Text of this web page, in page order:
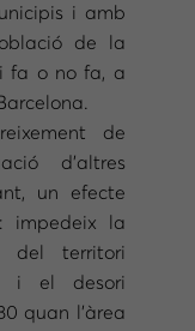
i amb
de la
fa o no fa, a
de
d’altres
un efecte
impedeix la
del territori
i el desori
quan l’àrea